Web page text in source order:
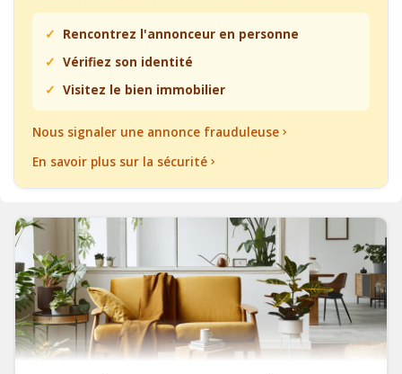
Rencontrez l'annonceur en personne
Vérifiez son identité
Visitez le bien immobilier
Nous signaler une annonce frauduleuse
En savoir plus sur la sécurité